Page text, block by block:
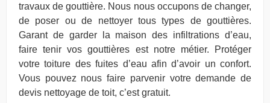
travaux de gouttière. Nous nous occupons de changer,
de poser ou de nettoyer tous types de gouttières.
Garant de garder la maison des infiltrations d’eau,
faire tenir vos gouttières est notre métier. Protéger
votre toiture des fuites d’eau afin d’avoir un confort.
Vous pouvez nous faire parvenir votre demande de
devis nettoyage de toit, c’est gratuit.